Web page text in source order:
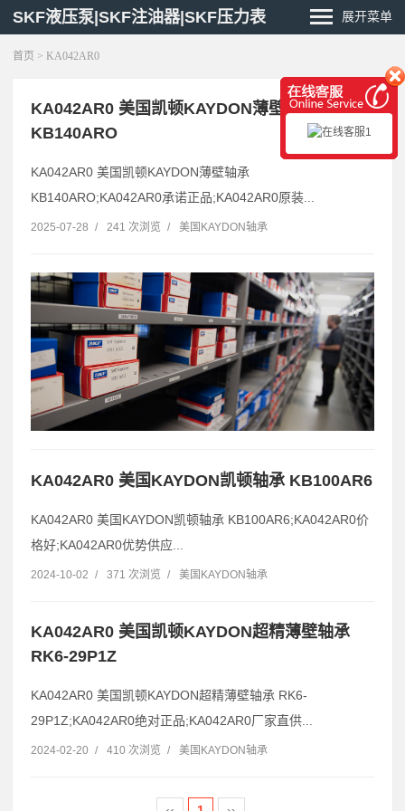
SKF液压泵|SKF注油器|SKF压力表 展开菜单
首页 > KA042AR0
KA042AR0 美国凯顿KAYDON薄壁轴承
KB140ARO
KA042AR0 美国凯顿KAYDON薄壁轴承
KB140ARO;KA042AR0承诺正品;KA042AR0原装...
2025-07-28 / 241 次浏览 / 美国KAYDON轴承
KA042AR0 美国KAYDON凯顿轴承 KB100AR6
KA042AR0 美国KAYDON凯顿轴承 KB100AR6;KA042AR0价
格好;KA042AR0优势供应...
2024-10-02 / 371 次浏览 / 美国KAYDON轴承
KA042AR0 美国凯顿KAYDON超精薄壁轴承
RK6-29P1Z
KA042AR0 美国凯顿KAYDON超精薄壁轴承 RK6-
29P1Z;KA042AR0绝对正品;KA042AR0厂家直供...
2024-02-20 / 410 次浏览 / 美国KAYDON轴承